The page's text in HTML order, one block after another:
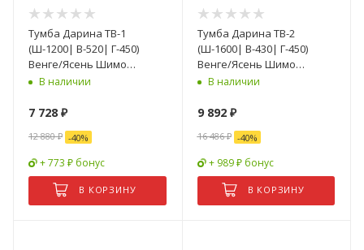
Тумба Дарина ТВ-1
(Ш-1200| В-520| Г-450)
Венге/Ясень Шимо
Светлый
В наличии
7 728 ₽
12 880₽ -40%
+ 773 ₽ бонус
В КОРЗИНУ
Тумба Дарина ТВ-2
(Ш-1600| В-430| Г-450)
Венге/Ясень Шимо
Светлый
В наличии
9 892₽
16 486₽ -40%
+ 989 ₽ бонус
В КОРЗИНУ